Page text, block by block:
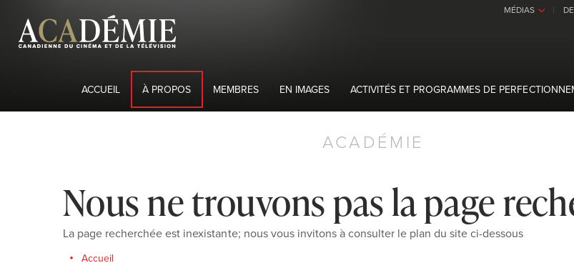
ACCUEIL À PROPOS MEMBRES EN IMAGES ACTIVITÉS ET PROGRAMMES DE
MÉDIAS›
ACADÉMIE
Nous ne trouvons pas la page
La page recherchée est inexistante; nous vous invitons à consulter le plan du site ci-dessous
Accueil